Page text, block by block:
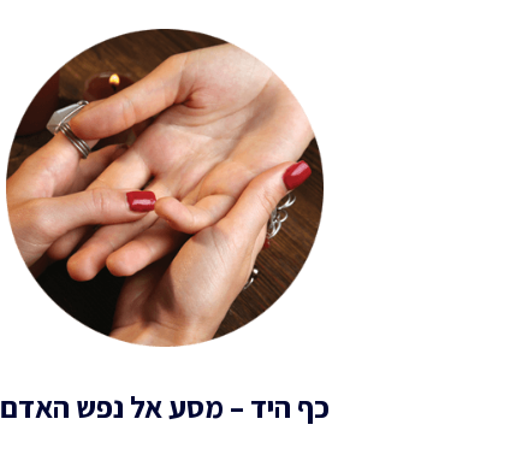
כף היד – מסע אל נפש האדם